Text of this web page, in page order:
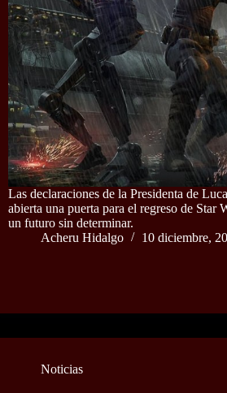
Las declaraciones de la Presidenta de
abierta una puerta para el regreso de Star
un futuro sin determinar.
Acheru Hidalgo
10 diciembre,
Noticias